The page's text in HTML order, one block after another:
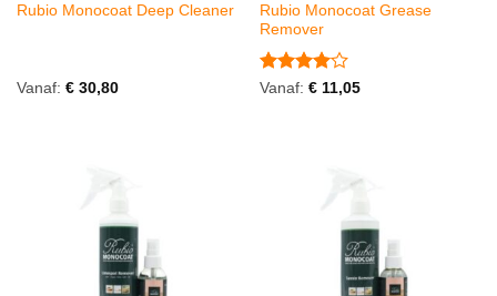
Rubio Monocoat Deep Cleaner
Vanaf: €30,80
Rubio Monocoat Grease
Remover
Gewaardeerd
Vanaf: €11,05